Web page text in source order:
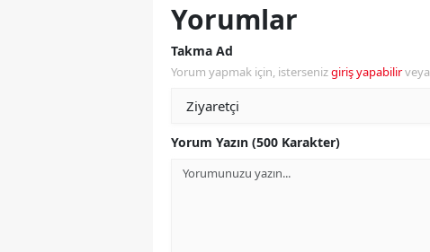
Yorumlar
Takma Ad
Yorum yapmak için, istersenizgiriş yapabilirveya
Yorum Yazın (500 Karakter)